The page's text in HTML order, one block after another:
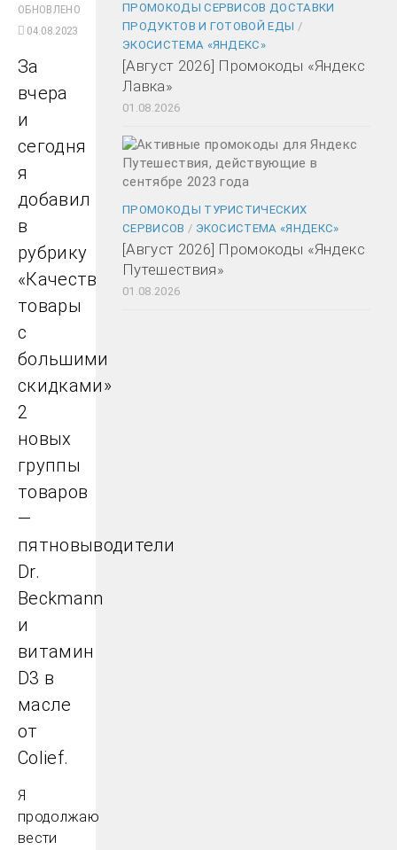
ОБНОВЛЕНО
04.08.2023
За
вчера
и
сегодня
я
добавил
в
рубрику
«Качественные
товары
с
большими
скидками»
2
новых
группы
товаров
—
пятновыводители
Dr.
Beckmann
и
витамин
D3 в
масле
от
Colief.
Я
продолжаю
вести
ПРОМОКОДЫ СЕРВИСОВ ДОСТАВКИ
ПРОДУКТОВ И ГОТОВОЙ ЕДЫ /
ЭКОСИСТЕМА «ЯНДЕКС»
[Август 2026] Промокоды «Яндекс
Лавка»
01.08.2026
ПРОМОКОДЫ ТУРИСТИЧЕСКИХ
СЕРВИСОВ / ЭКОСИСТЕМА «ЯНДЕКС»
[Август 2026] Промокоды «Яндекс
Путешествия»
01.08.2026